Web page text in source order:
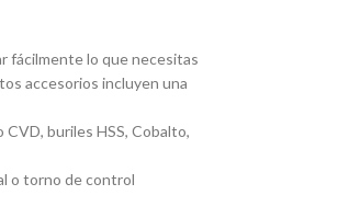
fácilmente lo que necesitas
accesorios incluyen una
buriles HSS, Cobalto,
o torno de control